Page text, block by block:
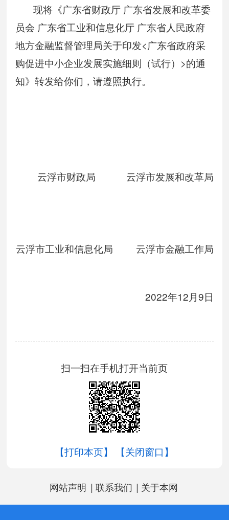
现将《广东省财政厅 广东省发展和改革委
员会 广东省工业和信息化厅 广东省人民政府
地方金融监督管理局关于印发<广东省政府采
购促进中小企业发展实施细则（试行）>的通
知》转发给你们，请遵照执行。
云浮市财政局 云浮市发展和改革局
云浮市工业和信息化局 云浮市金融工作局
2022年12月9日
扫一扫在手机打开当前页
【打印本页】 【关闭窗口】
网站声明 | 联系我们 | 关于本网